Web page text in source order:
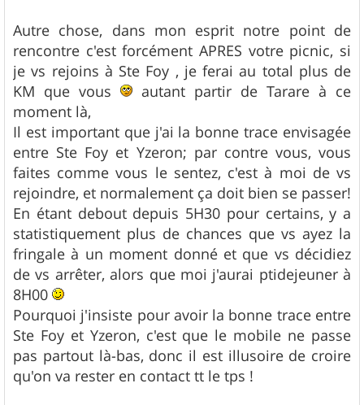
Autre chose, dans mon esprit notre point de
rencontre c'est forcément APRES votre picnic, si
je vs rejoins à Ste Foy , je ferai au total plus de
KM que vous
autant partir de Tarare à ce
moment là,
Il est important que j'ai la bonne trace envisagée
entre Ste Foy et Yzeron; par contre vous, vous
faites comme vous le sentez, c'est à moi de vs
rejoindre, et normalement ça doit bien se passer!
En étant debout depuis 5H30 pour certains, y a
statistiquement plus de chances que vs ayez la
fringale à un moment donné et que vs décidiez
de vs arrêter, alors que moi j'aurai ptidejeuner à
8H00
Pourquoi j'insiste pour avoir la bonne trace entre
Ste Foy et Yzeron, c'est que le mobile ne passe
pas partout là-bas, donc il est illusoire de croire
qu'on va rester en contact tt le tps !